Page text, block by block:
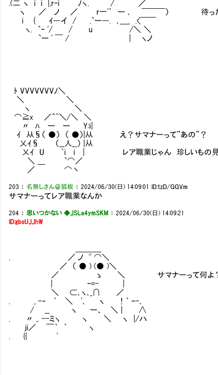
.(二 ヽ i i |,r‐i ﾉヽ. / ／
ヽ ／ ノ ／ r一'´ ー ､ ￣￣￣） 待った！ 反
i { ｲ―イ / .`ー―. ､＿_ .〈￣￣
ヽ. `ｰ '/ / u /＼ ＼
`ー ' ￣ / | ヽノ
ﾄ VVVVVVVﾉ＼
＼ ＼
ヽ ＼
⌒≧x ／＾^＼/＼ ＼
〃 ﾊ ー ー Y:ｉ|
ｲ 从§（ ●） （ ●）|从 え？サマナーって”あの”？
乂ｲ§ （__人__） |从
乂ｲ U ｀i i | レア職業じゃん 珍しいもの見
＼ ＿ `⌒／
／ ⌒丶
203 ： 名無しさん＠狐板 ：2024/06/30(日) 14:09:01 ID:tzD/GGVm
サマナーってレア職業なんか
204 ： 思いつかない ◆JSLa4ymSKM ：2024/06/30(日) 14:09:21
ID:gbsUJJhW
. ／ ノ '' ⌒＼
／ （ ● ) (● )＼
／ ゝ ＼ サマナーって何よ？ サウ
| ｰ=- |
＼ ⊂､ヽ､_∩ ／
. , -‐ ´ ＼ '､ ヽ ! ｀ ｰ-､
/ __ ヽ ー、 ＼ | ∧
. 〃 ,. --ミヽ ヽ ＼ ヽ |/ハ
ji／ ￣｀ ｀ ヽ
. {{ '